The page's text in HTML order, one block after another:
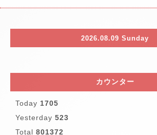
2026.08.09 Sunday
カウンター
Today 1705
Yesterday 523
Total 801372